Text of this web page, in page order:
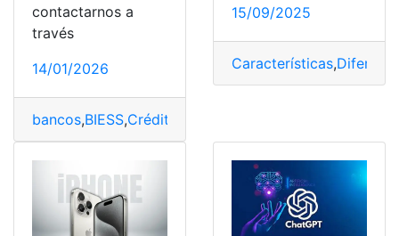
contactarnos a
través
14/01/2026
bancos,BIESS,Créditos
15/09/2025
Características,